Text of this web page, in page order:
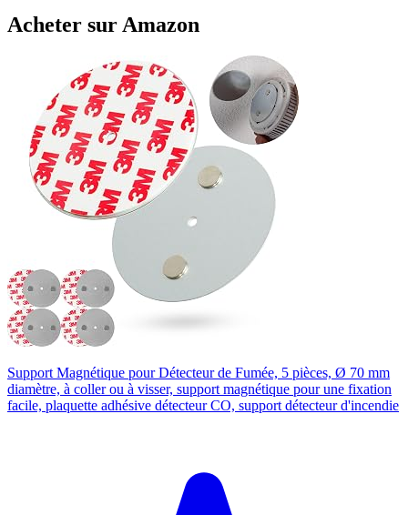
Acheter sur Amazon
Support Magnétique pour Détecteur de Fumée, 5 pièces, Ø 70 mm
diamètre, à coller ou à visser, support magnétique pour une fixation
facile, plaquette adhésive détecteur CO, support détecteur d'incendie